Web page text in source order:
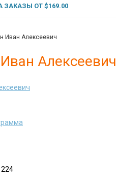
ОТ $169.00
Иван Алексеевич
Алексеевич
224